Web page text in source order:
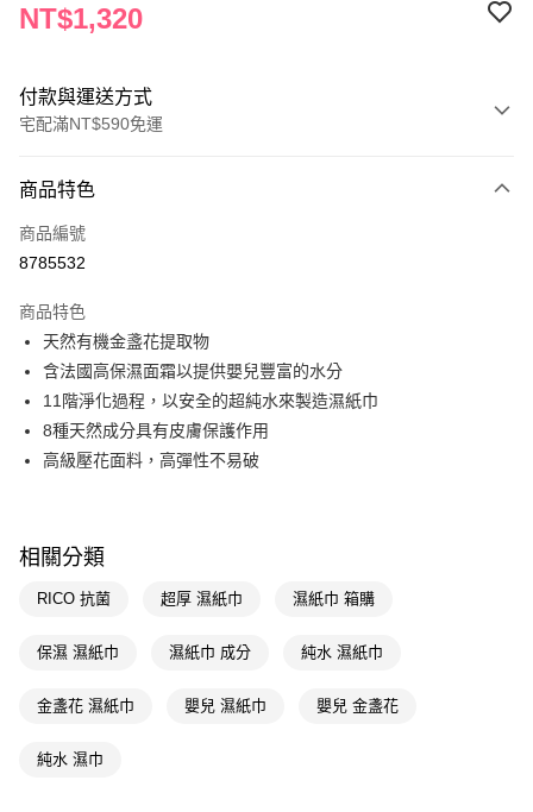
NT$1,320
付款與運送方式
宅配滿NT$590免運
POYA支付
信用卡一次付款
Apple Pay
街口支付
悠遊付
Google Pay
【關於「AFTEE先享後付」】
AFTEE先享後付是「在收到商品之後才付款」的支付方式。 讓您購物簡單
便利好安心！
２．便利：只要手機號碼，簡訊認證，即可結帳。
【「AFTEE先享後付」結帳流程】
結帳頁面，進行簡訊認證並確認金額後，即可完成結帳。
運送方式
宅配(離島廠商直送🚚)
商品特色
商品編號
8785532
商品特色
天然有機金盞花提取物
含法國高保濕面霜以提供嬰兒豐富的水分
11階淨化過程，以安全的超純水來製造濕紙巾
8種天然成分具有皮膚保護作用
高級壓花面料，高彈性不易破
相關分類
RICO 抗菌 超厚 濕紙巾 濕紙巾 箱購
保濕 濕紙巾 濕紙巾 成分 純水 濕紙巾
金盞花 濕紙巾 嬰兒 濕紙巾 嬰兒 金盞花
純水 濕巾